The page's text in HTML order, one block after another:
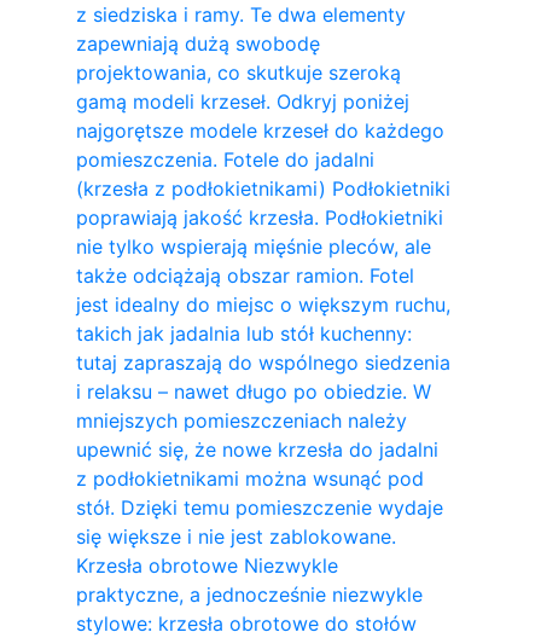
z siedziska i ramy. Te dwa elementy
zapewniają dużą swobodę
projektowania, co skutkuje szeroką
gamą modeli krzeseł. Odkryj poniżej
najgorętsze modele krzeseł do każdego
pomieszczenia. Fotele do jadalni
(krzesła z podłokietnikami) Podłokietniki
poprawiają jakość krzesła. Podłokietniki
nie tylko wspierają mięśnie pleców, ale
także odciążają obszar ramion. ​Fotel
jest idealny do miejsc o większym ruchu,
takich jak jadalnia lub stół kuchenny:
tutaj zapraszają do wspólnego siedzenia
i relaksu – nawet długo po obiedzie. W
mniejszych pomieszczeniach należy
upewnić się, że nowe krzesła do jadalni
z podłokietnikami można wsunąć pod
stół. Dzięki temu pomieszczenie wydaje
się większe i nie jest zablokowane.
Krzesła obrotowe Niezwykle
praktyczne, a jednocześnie niezwykle
stylowe: krzesła obrotowe do stołów